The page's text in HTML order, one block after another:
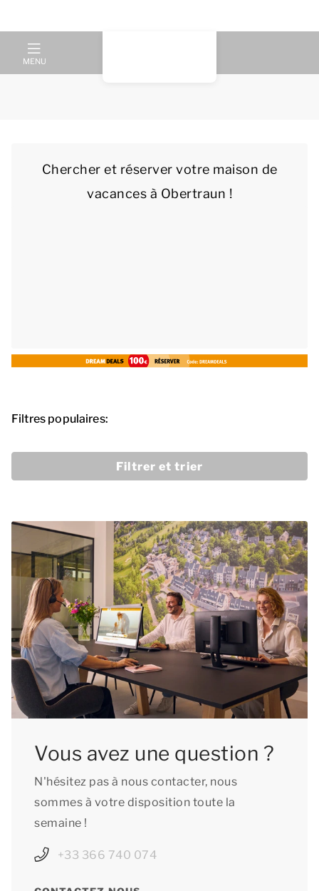
MENU
Chercher et réserver votre maison de
vacances à Obertraun !
Filtres populaires:
Filtrer et trier
Vous avez une question ?
N'hésitez pas à nous contacter, nous
sommes à votre disposition toute la
semaine !
+33 366 740 074